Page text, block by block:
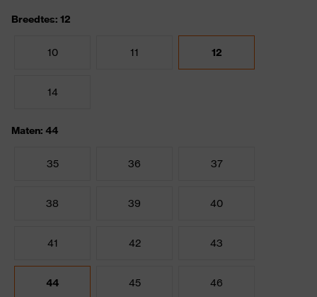
Breedtes: 12
10 11 12
14
Maten: 44
35 36 37
38 39 40
41 42 43
44 45 46